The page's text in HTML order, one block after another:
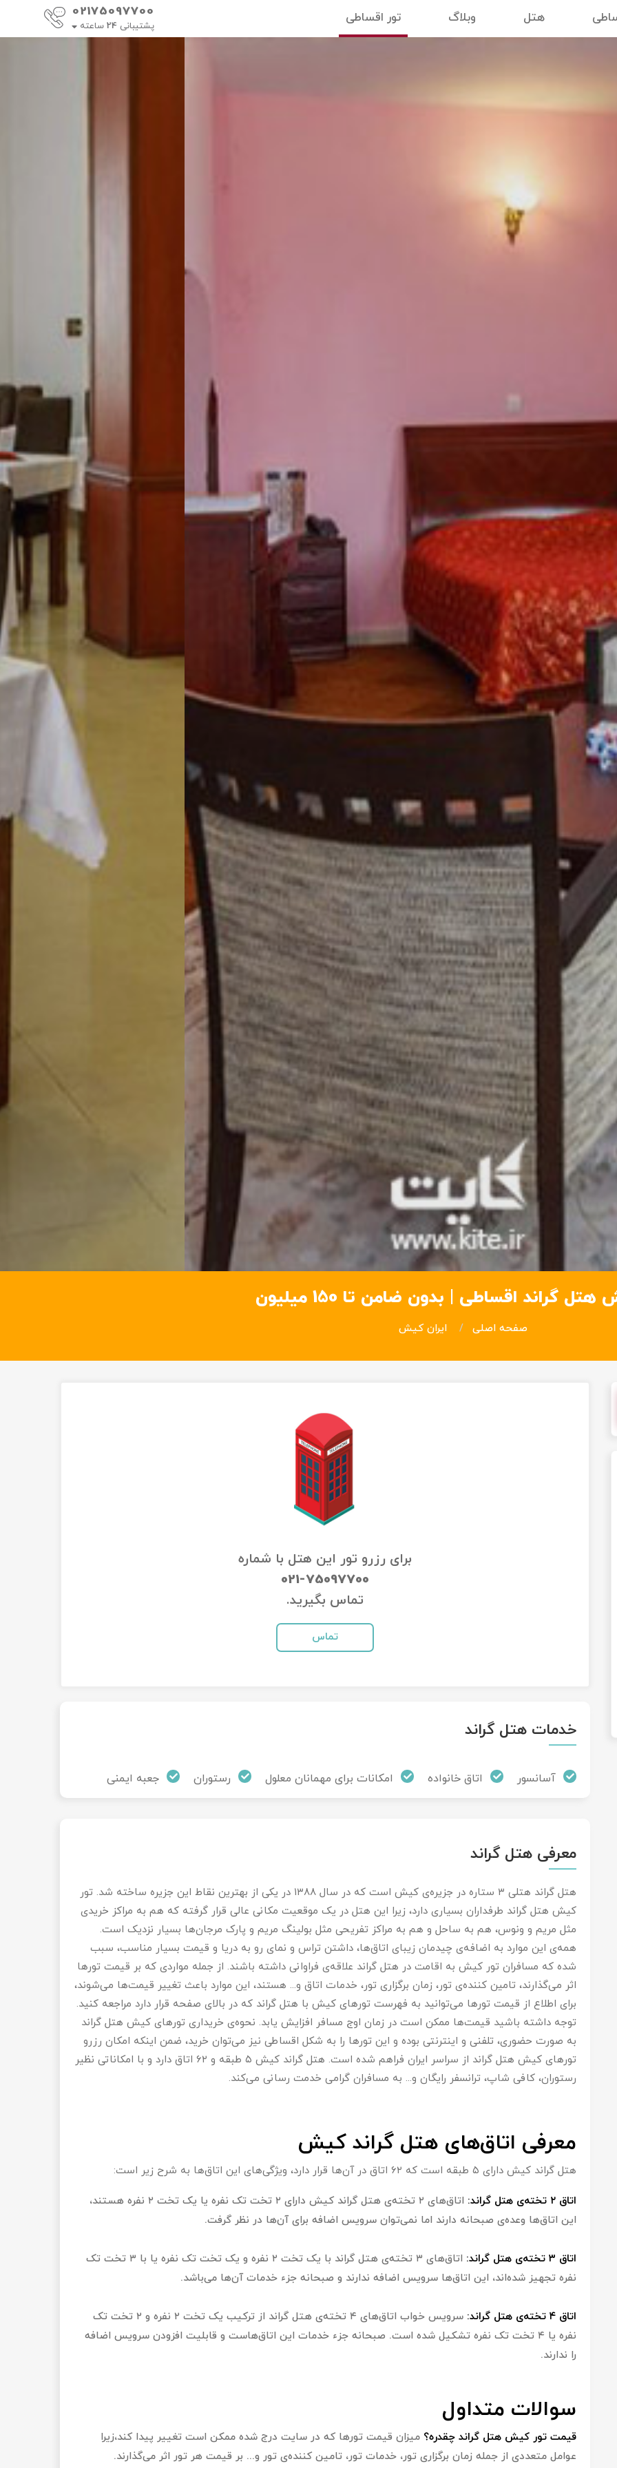
هتل وبلاگ تور اقساطی 02175097700
پشتیبانی 24 ساعته
گراند اقساطی | بدون ضامن تا 150 میلیون
صفحه اصلی ایران کیش
برای رزرو تور این هتل با شماره
021-75097700
تماس بگیرید.
تماس
خدمات هتل گراند
آسانسور اتاق خانواده امکانات برای مهمانان معلول رستوران جعبه ایمنی
معرفی هتل گراند
هتل گراند هتلی ۳ ستاره در جزیره‌ی کیش است که در سال ۱۳۸۸ در یکی از بهترین نقاط این جزیره ساخته شد. تور
کیش هتل گراند طرفداران بسیاری دارد، زیرا این هتل در یک موقعیت مکانی عالی قرار گرفته که هم به مراکز خریدی
مثل مریم و ونوس، هم به ساحل و هم به مراکز تفریحی مثل بولینگ مریم و پارک مرجان‌ها بسیار نزدیک است.
همه‌ی این موارد به اضافه‌ی چیدمان زیبای اتاق‌ها، داشتن تراس و نمای رو به دریا و قیمت بسیار مناسب،‌ سبب
شده که مسافران تور کیش به اقامت در هتل گراند علاقه‌ی فراوانی داشته باشند. از جمله مواردی که بر قیمت تورها
اثر می‌گذارند، تامین کننده‌ی تور، زمان برگزاری تور، خدمات اتاق و... هستند، این موارد باعث تغییر قیمت‌ها می‌شوند،
برای اطلاع از قیمت تورها می‌توانید به فهرست تورهای کیش با هتل گراند که در بالای صفحه قرار دارد مراجعه کنید.
توجه داشته باشید قیمت‌ها ممکن است در زمان اوج مسافر افزایش یابد. نحوه‌ی خریداری تورهای کیش هتل گراند
به صورت حضوری، تلفنی و اینترنتی بوده و این تورها را به شکل اقساطی نیز می‌توان خرید، ضمن اینکه امکان رزرو
تورهای کیش هتل گراند از سراسر ایران فراهم شده است. هتل گراند کیش ۵ طبقه و ۶۲ اتاق دارد و با امکاناتی نظیر
رستوران، کافی شاپ، ترانسفر رایگان و... به مسافران گرامی خدمت رسانی می‌کند.
معرفی اتاق‌های هتل گراند کیش
هتل گراند کیش دارای ۵ طبقه است که ۶۲ اتاق در آن‌ها قرار دارد،‌ ویژگی‌های این اتاق‌ها به شرح زیر است:
اتاق ۲ تخته‌ی هتل گراند:
اتاق‌های ۲ تخته‌ی هتل گراند کیش دارای ۲ تخت تک نفره یا یک تخت ۲ نفره هستند،
این اتاق‌ها وعده‌ی صبحانه دارند اما نمی‌توان سرویس اضافه برای آن‌ها در نظر گرفت.
اتاق ۳ تخته‌ی هتل گراند:
اتاق‌های ۳ تخته‌ی هتل گراند با یک تخت ۲ نفره و یک تخت تک نفره یا با ۳ تخت تک
نفره تجهیز شده‌اند، این اتاق‌ها سرویس اضافه ندارند و صبحانه جزء خدمات آن‌ها می‌باشد.
اتاق ۴ تخته‌ی هتل گراند:
سرویس خواب اتاق‌های ۴ تخته‌ی هتل گراند از ترکیب یک تخت ۲ نفره و ۲ تخت تک
نفره یا ۴ تخت تک نفره تشکیل شده است. صبحانه جزء خدمات این اتاق‌هاست و قابلیت افزودن سرویس اضافه
را ندارند.
سوالات متداول
قیمت تور کیش هتل گراند چقدره؟ میزان قیمت تورها که در سایت درج شده ممکن است تغییر پیدا کند،‌زیرا
عوامل متعددی از جمله زمان برگزاری تور،‌ خدمات تور،‌ تامین کننده‌ی تور و... بر قیمت هر تور اثر می‌گذارند.